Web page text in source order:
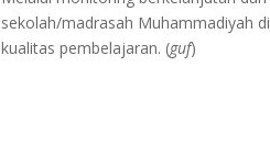
sekolah/madrasah Muhammadiyah
kualitas pembelajaran. (guf)